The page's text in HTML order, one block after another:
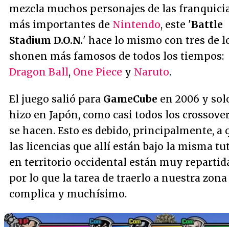
mezcla muchos personajes de las
más importantes de Nintendo, este 'Battle
Stadium D.O.N.' hace lo mismo con tres de
shonen más famosos de todos los tiempos:
Dragon Ball, One Piece y Naruto.
El juego salió para GameCube en 2006 y
hizo en Japón, como casi todos los
se hacen. Esto es debido, principalmente, a
las licencias que allí están bajo la misma
en territorio occidental están muy
por lo que la tarea de traerlo a nuestra zona
complica y muchísimo.